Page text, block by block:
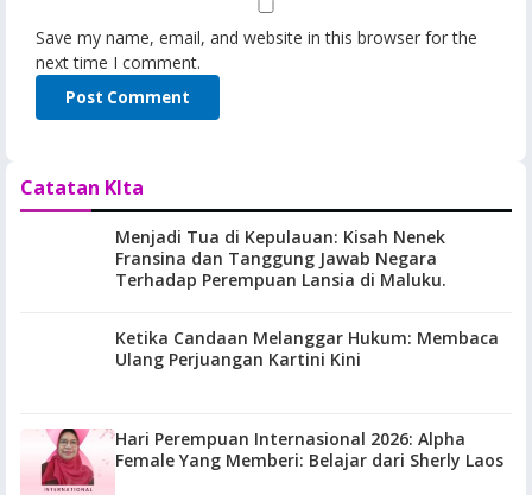
Save my name, email, and website in this browser for the
next time I comment.
Catatan KIta
Menjadi Tua di Kepulauan: Kisah Nenek
Fransina dan Tanggung Jawab Negara
Terhadap Perempuan Lansia di Maluku.
Ketika Candaan Melanggar Hukum: Membaca
Ulang Perjuangan Kartini Kini
Hari Perempuan Internasional 2026: Alpha
Female Yang Memberi: Belajar dari Sherly Laos